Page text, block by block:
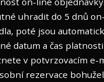
uhradit do 5 dnů
poté jsou
datum a čas platnosti
v potvrzovacím e-
rezervace bohužel